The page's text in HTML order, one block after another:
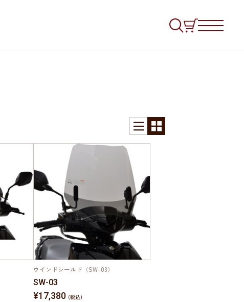
ウインドシールド（SW-03）
SW-03
¥17,380